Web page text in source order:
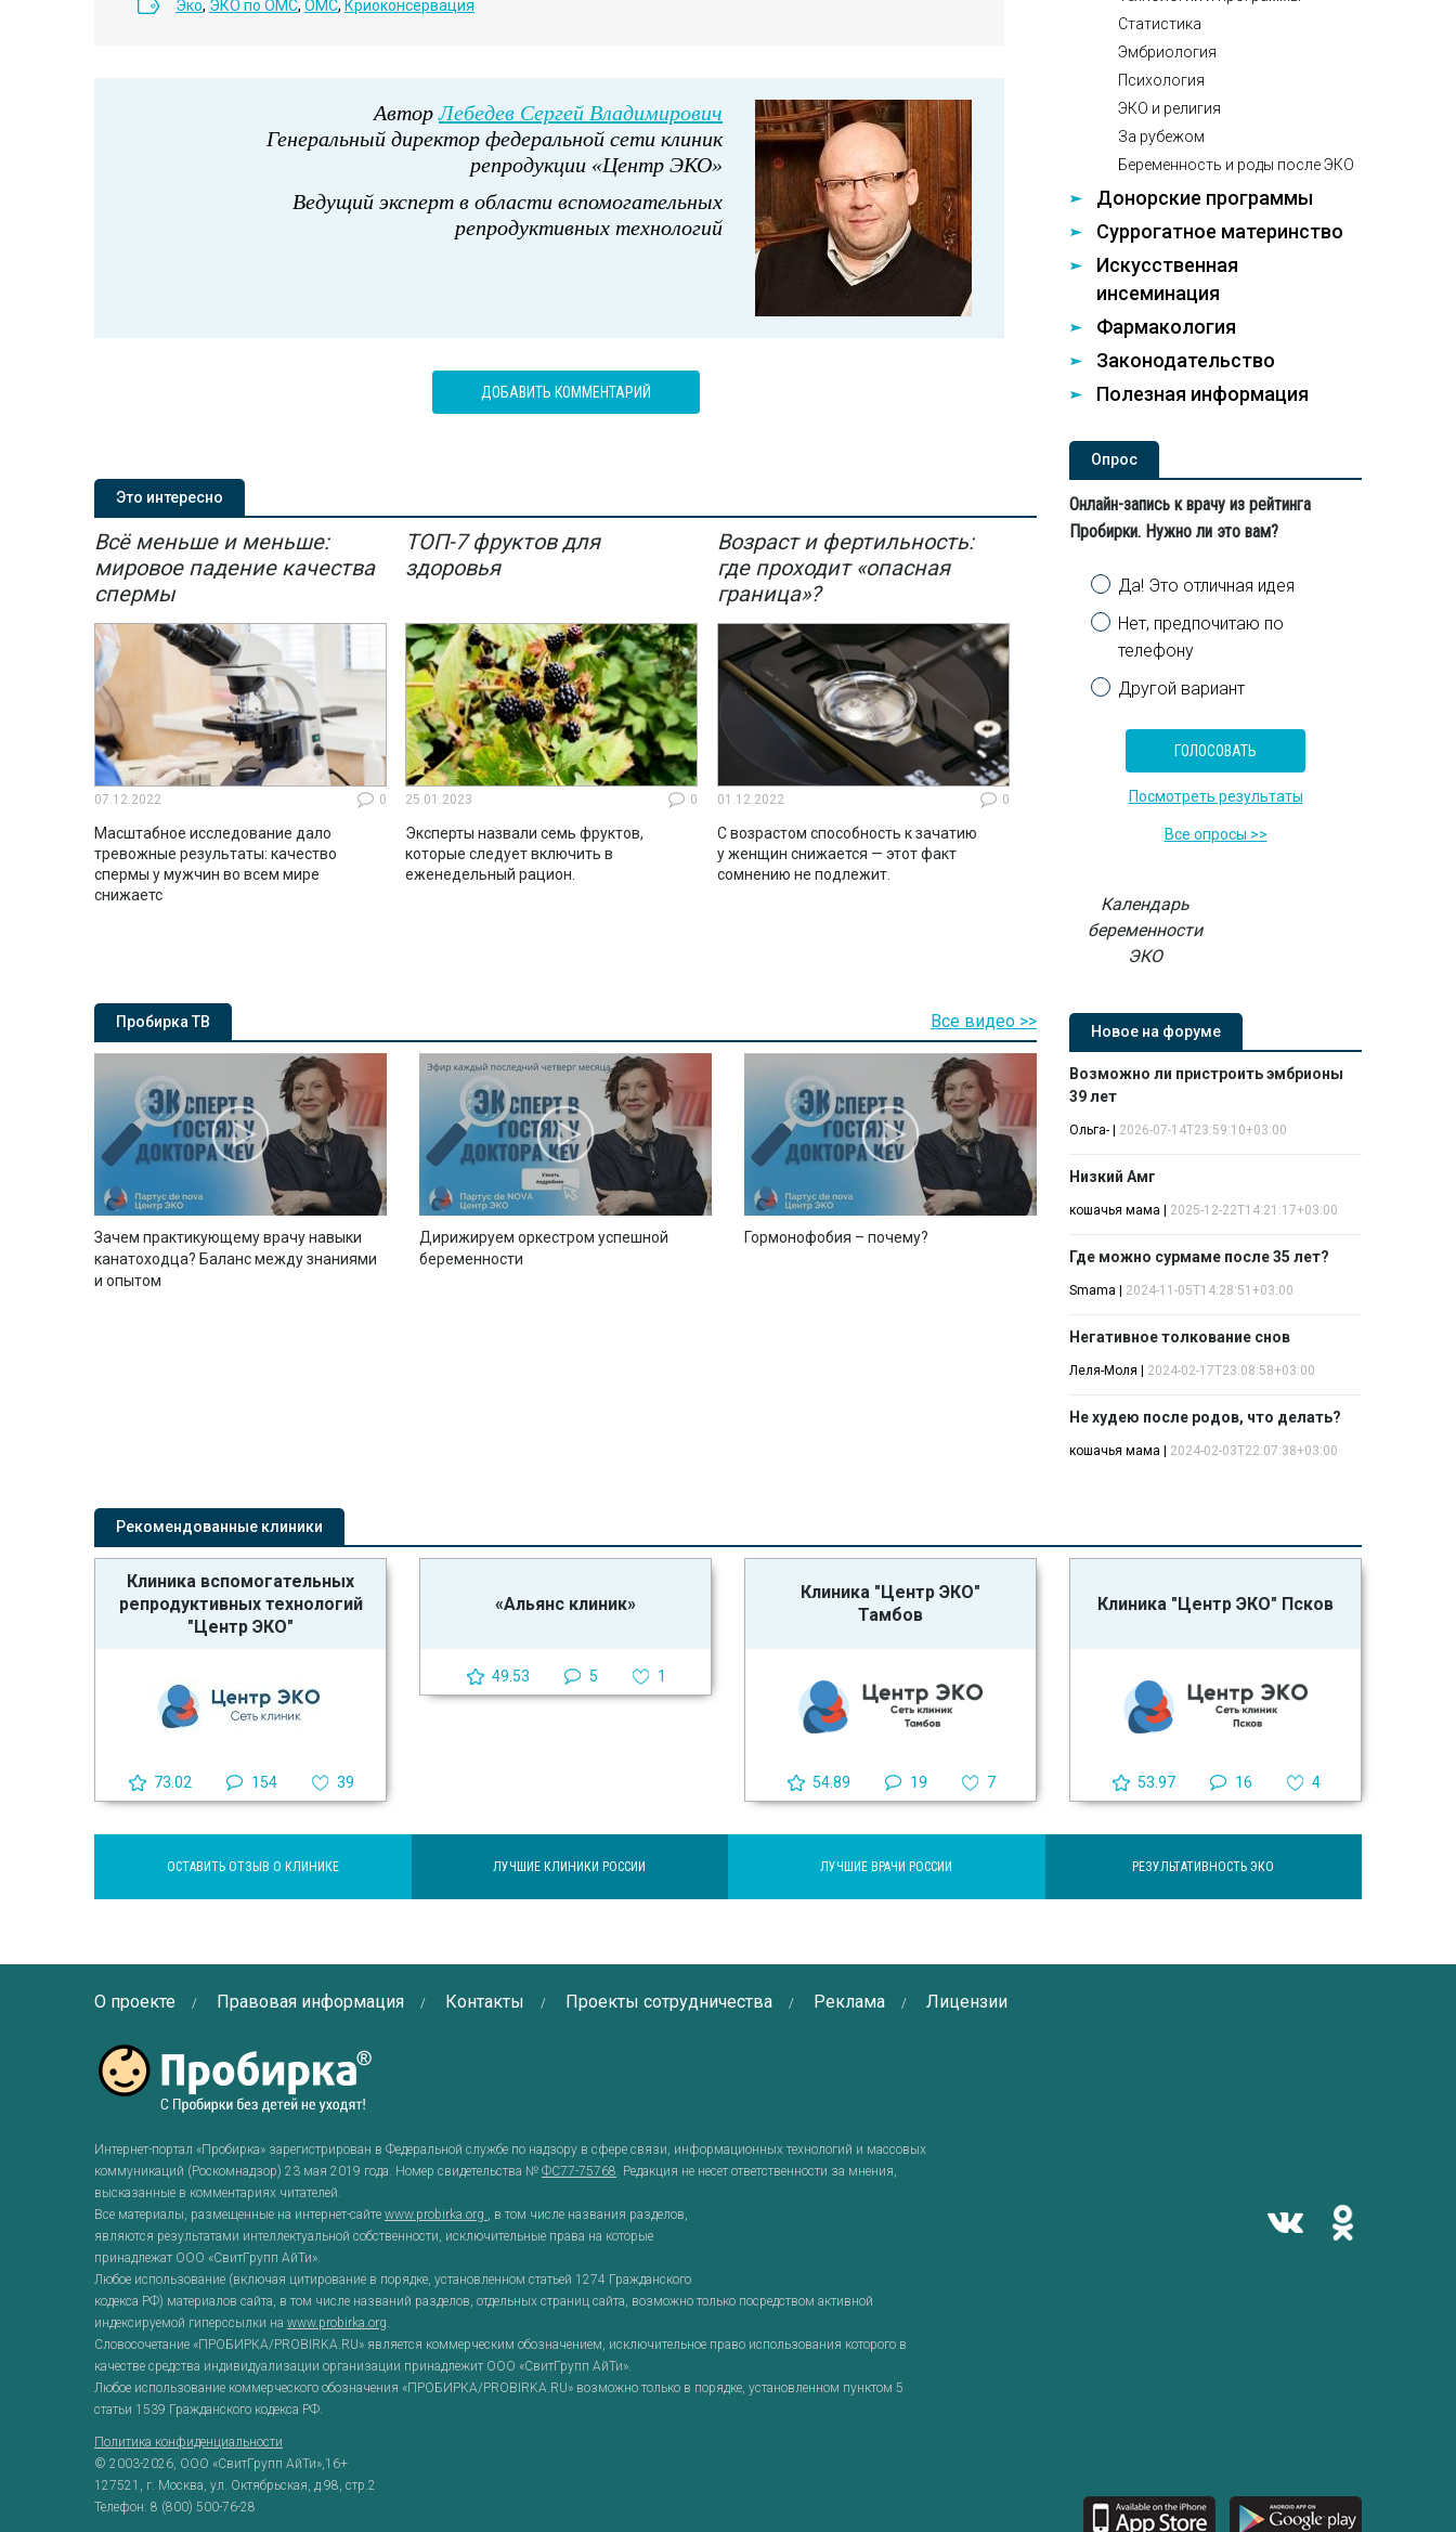
Эко, ЭКО по ОМС, ОМС, Криоконсервация
АвторЛебедев Сергей Владимирович
Генеральный директор федеральной сети клиник
репродукции «Центр ЭКО»
Ведущий эксперт в области вспомогательных
репродуктивных технологий
ДОБАВИТЬ КОММЕНТАРИЙ
Это интересно
Всё меньше и меньше:
мировое падение качества
спермы
07.12.2022 0
Масштабное исследование дало
тревожные результаты: качество
спермы у мужчин во всем мире
снижаетс
ТОП-7 фруктов для
здоровья
25.01.2023 0
Эксперты назвали семь фруктов,
которые следует включить в
еженедельный рацион.
Возраст и фертильность:
где проходит «опасная
граница»?
01.12.2022 0
С возрастом способность к зачатию
у женщин снижается — этот факт
сомнению не подлежит.
Статистика
Эмбриология
Психология
ЭКО и религия
За рубежом
Беременность и роды после ЭКО
Донорские программы
Суррогатное материнство
Искусственная
инсеминация
Фармакология
Законодательство
Полезная информация
Опроc
Онлайн-запись к врачу из рейтинга
Пробирки. Нужно ли это вам?
Варианты
Да! Это отличная идея
Нет, предпочитаю по
телефону
Другой вариант
Посмотреть результаты
Все опросы >>
Календарь
беременности
ЭКО
Новое на форуме
Возможно ли пристроить эмбрионы
39 лет
Ольга- 2026-07-14T23:59:10+03:00
Низкий Амг
кошачья мама 2025-12-22T14:21:17+03:00
Где можно сурмаме после 35 лет?
Smama 2024-11-05T14:28:51+03:00
Негативное толкование снов
Леля-Моля 2024-02-17T23:08:58+03:00
Не худею после родов, что делать?
кошачья мама 2024-02-03T22:07:38+03:00
Пробирка ТВ
Зачем практикующему врачу навыки
канатоходца? Баланс между знаниями
и опытом
Дирижируем оркестром успешной
беременности
Гормонофобия – почему?
Все видео >>
Рекомендованные клиники
Клиника вспомогательных
репродуктивных технологий
"Центр ЭКО"
73.02 154 39
«Альянс клиник»
49.53 5 1
Клиника "Центр ЭКО"
Тамбов
54.89 19 7
Клиника "Центр ЭКО" Псков
53.97 16 4
ОСТАВИТЬ ОТЗЫВ О КЛИНИКЕ ЛУЧШИЕ КЛИНИКИ РОССИИ ЛУЧШИЕ ВРАЧИ РОССИИ РЕЗУЛЬТАТИВНОСТЬ ЭКО
О проекте Правовая информация Контакты Проекты сотрудничества Реклама Лицензии
Интернет-портал «Пробирка» зарегистрирован в Федеральной службе по надзору в сфере связи, информационных технологий и массовых
коммуникаций (Роскомнадзор) 23 мая 2019 года. Номер свидетельства № ФС77-75768. Редакция не несет ответственности за мнения,
высказанные в комментариях читателей.
Все материалы, размещенные на интернет-сайте www.probirka.org , в том числе названия разделов,
являются результатами интеллектуальной собственности, исключительные права на которые
принадлежат ООО «СвитГрупп АйТи».
Любое использование (включая цитирование в порядке, установленном статьей 1274 Гражданского
кодекса РФ) материалов сайта, в том числе названий разделов, отдельных страниц сайта, возможно только посредством активной
индексируемой гиперссылки на www.probirka.org.
Словосочетание «ПРОБИРКА/PROBIRKA.RU» является коммерческим обозначением, исключительное право использования которого в
качестве средства индивидуализации организации принадлежит ООО «СвитГрупп АйТи».
Любое использование коммерческого обозначения «ПРОБИРКА/PROBIRKA.RU» возможно только в порядке, установленном пунктом 5
статьи 1539 Гражданского кодекса РФ.
Политика конфиденциальности
© 2003-2026, ООО «СвитГрупп АйТи»,16+
127521 , г. Москва, ул. Октябрьская, д.98, стр.2
Телефон: 8 (800) 500-76-28